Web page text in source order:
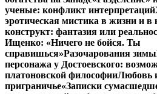
ученые: конфликт интерпретаций
эротическая мистика в жизни и в
конструкт: фантазия или
Ищенко: «Ничего не бойся. Ты
справишься»Разочарования зимы
персонажа у Достоевского:
платоновской философииЛюбовь
приграничье«Записки